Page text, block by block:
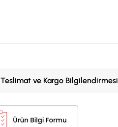
Teslimat ve Kargo Bilgilendirmesi